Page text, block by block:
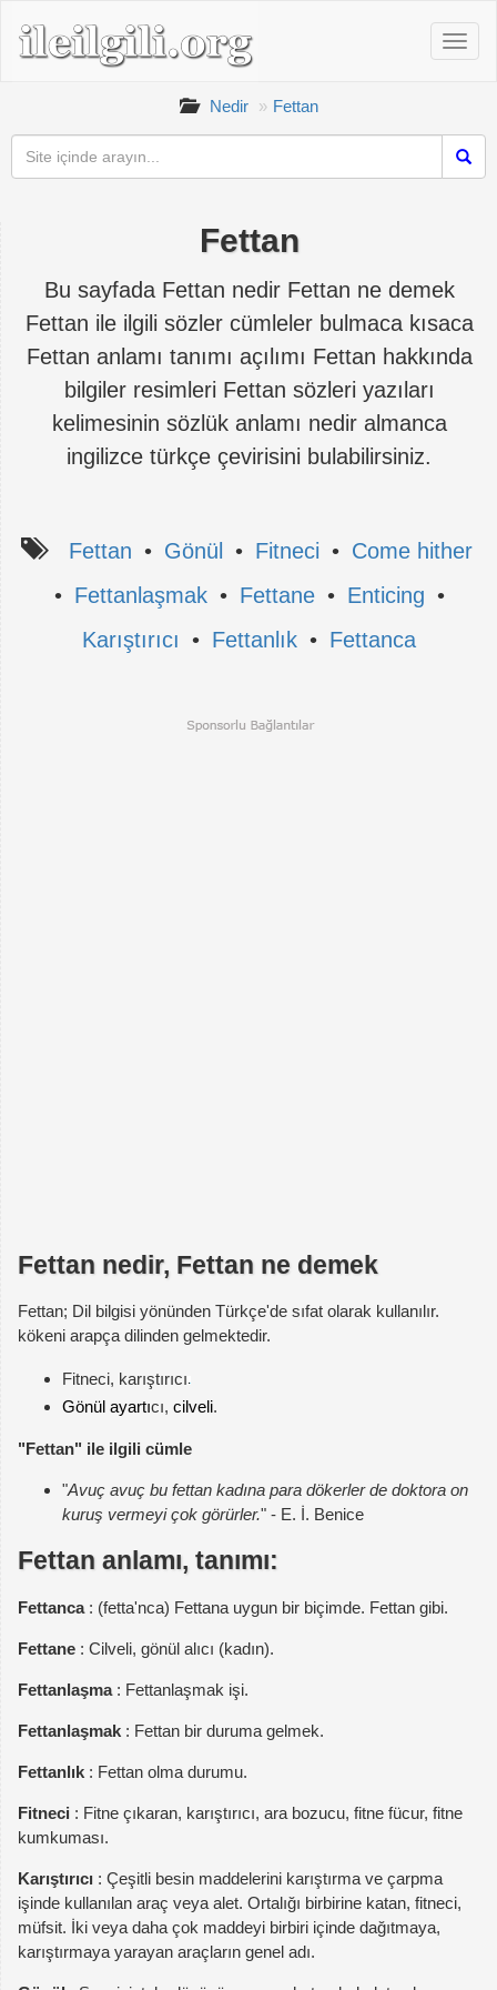
Nedir Fettan
Fettan
Bu sayfada Fettan nedir Fettan ne demek
Fettan ile ilgili sözler cümleler bulmaca kısaca
Fettan anlamı tanımı açılımı Fettan hakkında
bilgiler resimleri Fettan sözleri yazıları
kelimesinin sözlük anlamı nedir almanca
ingilizce türkçe çevirisini bulabilirsiniz.
Fettan • Gönül • Fitneci • Come hither
• Fettanlaşmak • Fettane • Enticing •
Karıştırıcı • Fettanlık • Fettanca
Fettan nedir, Fettan ne demek
Fettan; Dil bilgisi yönünden Türkçe'de sıfat olarak kullanılır.
kökeni arapça dilinden gelmektedir.
Fitneci, karıştırıcı
Gönül ayartıcı, cilveli.
"Fettan" ile ilgili cümle
"Avuç avuç bu fettan kadına para dökerler de doktora on
kuruş vermeyi çok görürler." - E. İ. Benice
Fettan anlamı, tanımı:
Fettanca: (fetta'nca) Fettana uygun bir biçimde. Fettan gibi.
Fettane : Cilveli, gönül alıcı (kadın).
Fettanlaşma: Fettanlaşmak işi.
Fettanlaşmak : Fettan bir duruma gelmek.
Fettanlık : Fettan olma durumu.
Fitneci : Fitne çıkaran, karıştırıcı, ara bozucu, fitne fücur, fitne
kumkuması.
Karıştırıcı : Çeşitli besin maddelerini karıştırma ve çarpma
işinde kullanılan araç veya alet. Ortalığı birbirine katan, fitneci,
müfsit. İki veya daha çok maddeyi birbiri içinde dağıtmaya,
karıştırmaya yarayan araçların genel adı.